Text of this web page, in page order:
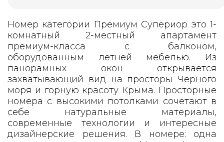
Номер категории Премиум Супериор это 1-
комнатный 2-местный апартамент
премиум-класса с балконом,
оборудованным летней мебелью. Из
панорамных окон открывается
захватывающий вид на просторы Черного
моря и горную красоту Крыма. Просторные
номера с высокими потолками сочетают в
себе натуральные материалы,
современные технологии и интересные
дизайнерские решения. В номере: одна